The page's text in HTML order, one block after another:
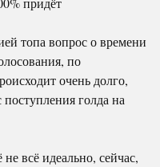
топа вопрос о времени
по
очень долго,
поступления голда на
всё идеально, сейчас,